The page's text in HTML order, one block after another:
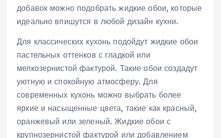
добавок можно подобрать жидкие обои, которые
идеально впишутся в любой дизайн кухни.
Для классических кухонь подойдут жидкие обои
пастельных оттенков с гладкой или
мелкозернистой фактурой. Такие обои создадут
уютную и спокойную атмосферу. Для
современных кухонь можно выбрать более
яркие и насыщенные цвета, такие как красный,
оранжевый или зеленый. Жидкие обои с
крупнозернистой фактурой или добавлением